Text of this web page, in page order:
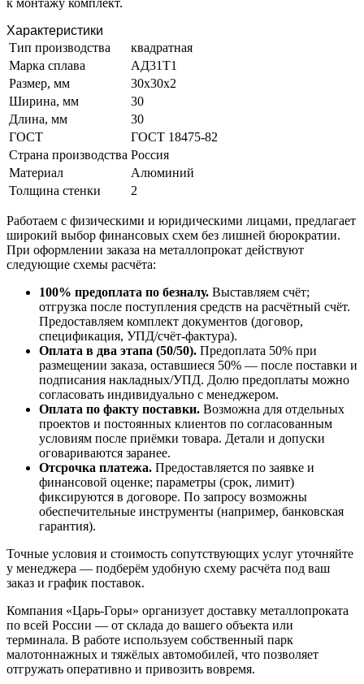
к монтажу комплект.
Характеристики
Тип производства
квадратная
Марка сплава
АД31Т1
Размер, мм
30х30х2
Ширина, мм
30
Длина, мм
30
ГОСТ
ГОСТ 18475-82
Страна производства Россия
Материал
Алюминий
Толщина стенки
2
Работаем с физическими и юридическими лицами, предлагает
широкий выбор финансовых схем без лишней бюрократии.
При оформлении заказа на металлопрокат действуют
следующие схемы расчёта:
100% предоплата по безналу. Выставляем счёт;
отгрузка после поступления средств на расчётный счёт.
Предоставляем комплект документов (договор,
спецификация, УПД/счёт-фактура).
Оплата в два этапа (50/50). Предоплата 50% при
размещении заказа, оставшиеся 50% — после поставки и
подписания накладных/УПД. Долю предоплаты можно
согласовать индивидуально с менеджером.
Оплата по факту поставки. Возможна для отдельных
проектов и постоянных клиентов по согласованным
условиям после приёмки товара. Детали и допуски
оговариваются заранее.
Отсрочка платежа. Предоставляется по заявке и
финансовой оценке; параметры (срок, лимит)
фиксируются в договоре. По запросу возможны
обеспечительные инструменты (например, банковская
гарантия).
Точные условия и стоимость сопутствующих услуг уточняйте
у менеджера — подберём удобную схему расчёта под ваш
заказ и график поставок.
Компания «Царь-Горы» организует доставку металлопроката
по всей России — от склада до вашего объекта или
терминала. В работе используем собственный парк
малотоннажных и тяжёлых автомобилей, что позволяет
отгружать оперативно и привозить вовремя.